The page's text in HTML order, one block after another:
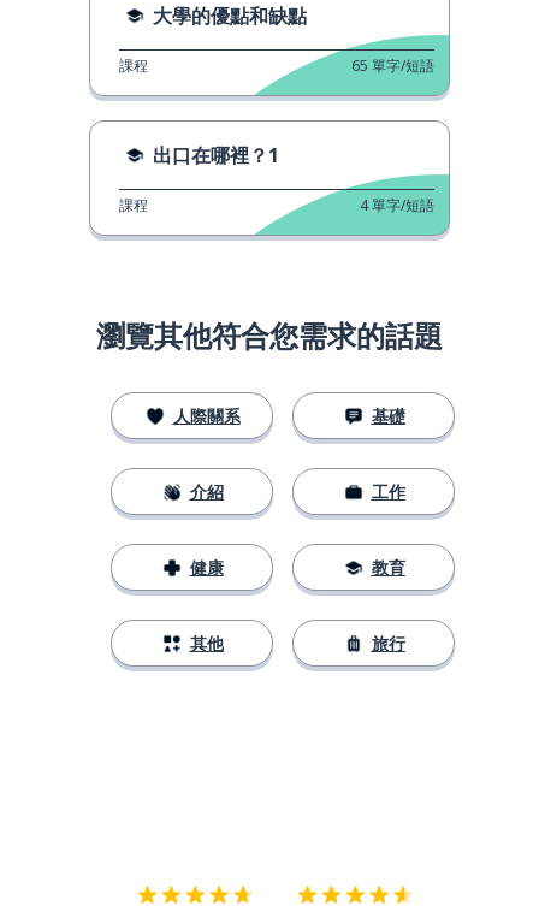
大學的優點和缺點
課程 65 單字/短語
出口在哪裡？1
課程 4單字/短語
瀏覽其他符合您需求的話題
人際關系
介紹
健康
其他
基礎
工作
教育
旅行